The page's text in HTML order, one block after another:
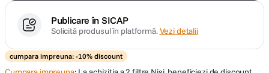
Publicare în SICAP
Solicită produsul în platformă.Vezi detalii
cumpara impreuna: -10% discount